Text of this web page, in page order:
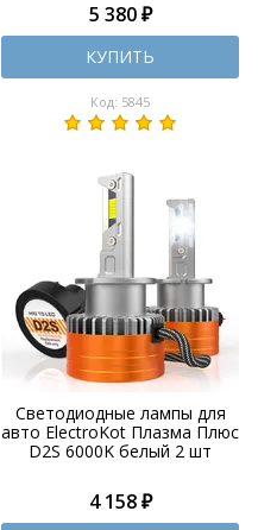
5 380 ₽
КУПИТЬ
Код: 5845
Светодиодные лампы для
авто ElectroKot Плазма Плюс
D2S 6000K белый 2 шт
4 158 ₽